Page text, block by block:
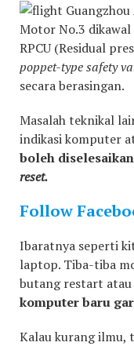
Motor No.3
RPCU (Residual
poppet-type safety
secara berasingan.
Masalah teknikal
indikasi komputer
boleh
reset.
Follow
Ibaratnya seperti
laptop. Tiba-tiba
butang restart
komputer baru
Kalau kurang ilmu,